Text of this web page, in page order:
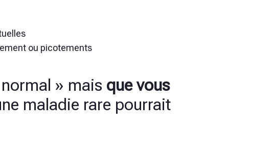
ou picotements
» mais que vous
maladie rare pourrait